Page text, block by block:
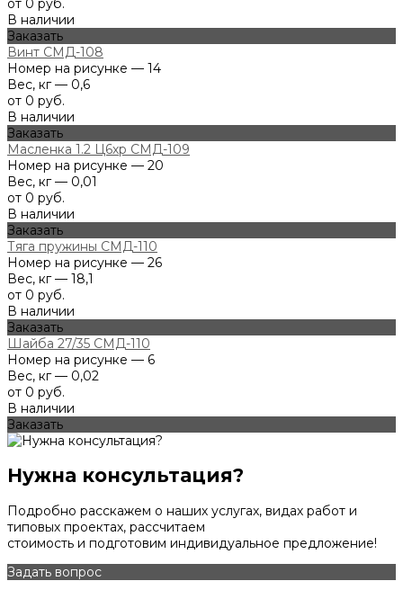
от 0 руб.
В наличии
Заказать
Винт СМД-108
Номер на рисунке — 14
Вес, кг — 0,6
от 0 руб.
В наличии
Заказать
Масленка 1.2 Ц6хр СМД-109
Номер на рисунке — 20
Вес, кг — 0,01
от 0 руб.
В наличии
Заказать
Тяга пружины СМД-110
Номер на рисунке — 26
Вес, кг — 18,1
от 0 руб.
В наличии
Заказать
Шайба 27/35 СМД-110
Номер на рисунке — 6
Вес, кг — 0,02
от 0 руб.
В наличии
Заказать
Нужна консультация?
Подробно расскажем о наших услугах, видах работ и
типовых проектах, рассчитаем
стоимость и подготовим индивидуальное предложение!
Задать вопрос